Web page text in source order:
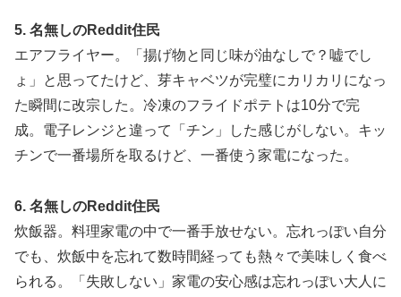
5. 名無しのReddit住民
エアフライヤー。「揚げ物と同じ味が油なしで？嘘でし
ょ」と思ってたけど、芽キャベツが完璧にカリカリになっ
た瞬間に改宗した。冷凍のフライドポテトは10分で完
成。電子レンジと違って「チン」した感じがしない。キッ
チンで一番場所を取るけど、一番使う家電になった。
6. 名無しのReddit住民
炊飯器。料理家電の中で一番手放せない。忘れっぽい自分
でも、炊飯中を忘れて数時間経っても熱々で美味しく食べ
られる。「失敗しない」家電の安心感は忘れっぽい大人に